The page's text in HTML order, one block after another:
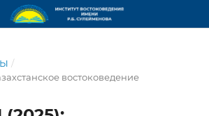
/
востоковедение